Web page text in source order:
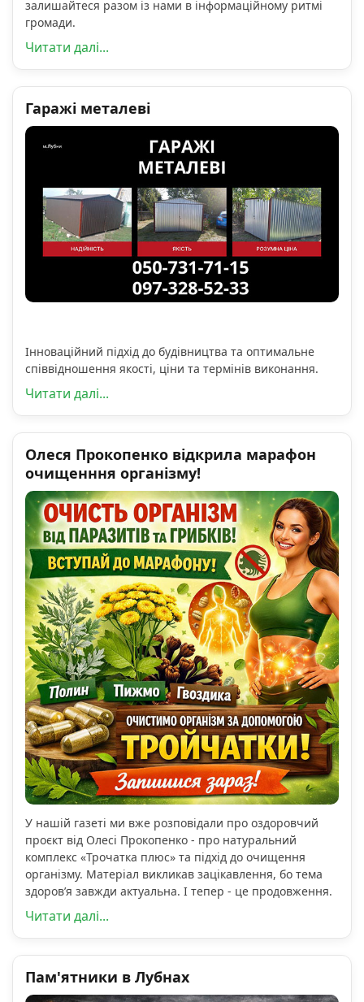
залишайтеся разом із нами в інформаційному ритмі
громади.
Читати далі...
Гаражі металеві
Інноваційний підхід до будівництва та оптимальне
співвідношення якості, ціни та термінів виконання.
Читати далі...
Олеся Прокопенко відкрила марафон
очищенння організму!
У нашій газеті ми вже розповідали про оздоровчий
проєкт від Олесі Прокопенко - про натуральний
комплекс «Трочатка плюс» та підхід до очищення
організму. Матеріал викликав зацікавлення, бо тема
здоров’я завжди актуальна. І тепер - це продовження.
Читати далі...
Пам'ятники в Лубнах